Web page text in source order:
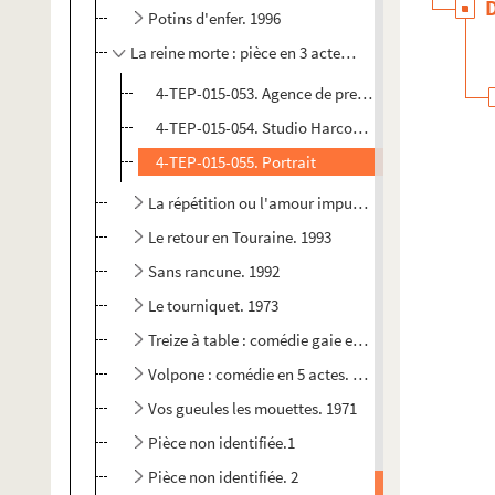
Potins d'enfer. 1996
La reine morte : pièce en 3 actes. 1942
4-TEP-015-053. Agence de presse Bernand.
4-TEP-015-054. Studio Harcourt. Portraits
4-TEP-015-055. Portrait
La répétition ou l'amour impuni. 1950
Le retour en Touraine. 1993
Sans rancune. 1992
Le tourniquet. 1973
Treize à table : comédie gaie en 3 actes. 1953
Volpone : comédie en 5 actes. 1928
Vos gueules les mouettes. 1971
Pièce non identifiée.1
Pièce non identifiée. 2